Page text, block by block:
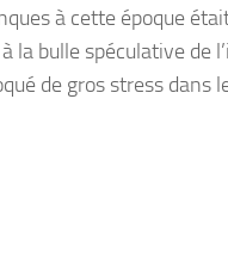
à cette époque
la bulle spéculative de
de gros stress dans